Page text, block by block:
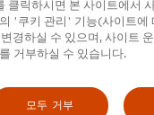
니다.
릭하시면 본 사이트에서
'쿠키 관리' 기능(사이트에
경하실 수 있으며, 사이트
거부하실 수 있습니다.
모두 거부